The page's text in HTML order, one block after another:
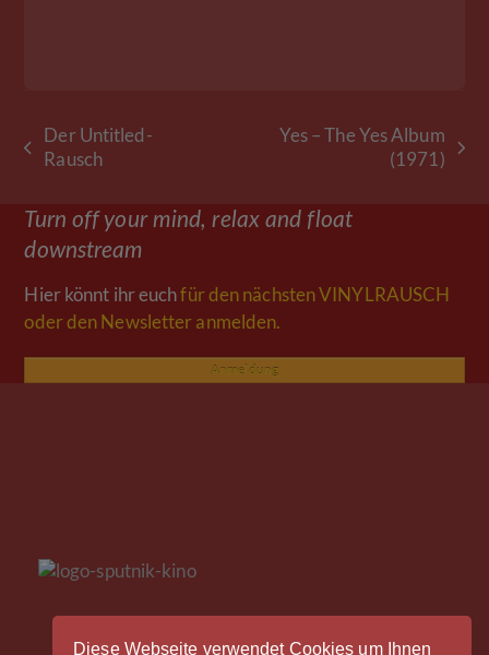
Diese Webseite verwendet Cookies um Ihnen
vorheriger
Der Untitled-
Rausch
Yes – The Yes Album
(1971)
Turn off your mind, relax and float
downstream
Hier könnt ihr euchfür den nächsten VINYLRAUSCH
oder den Newsletter anmelden.
Anmeldung